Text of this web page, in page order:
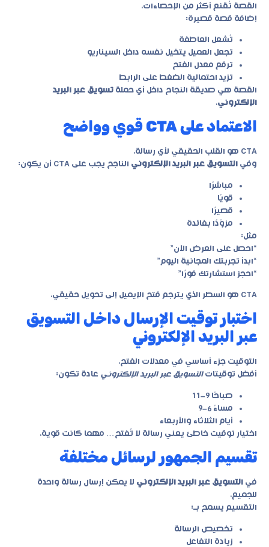
القصة تُقنع أكثر من الإحصاءات.
إضافة قصة قصيرة:
تُشعل العاطفة
تجعل العميل يتخيل نفسه داخل السيناريو
ترفع معدل الفتح
تزيد احتمالية الضغط على الرابط
القصة هي صديقة النجاح داخل أي حملة تسويق عبر البريد
الإلكتروني.
الاعتماد على CTA قوي وواضح
CTA هو القلب الحقيقي لأي رسالة.
وفي التسويق عبر البريد الإلكتروني الناجح يجب على CTA أن يكون:
مباشرًا
قويًا
قصيرًا
مزوّدًا بفائدة
مثل:
“احصل على العرض الآن”
“ابدأ تجربتك المجانية اليوم”
“احجز استشارتك فورًا”
CTA هو السطر الذي يترجم فتح الإيميل إلى تحويل حقيقي.
اختبار توقيت الإرسال داخل التسويق
عبر البريد الإلكتروني
التوقيت جزء أساسي في معدلات الفتح.
أفضل توقيتاتالتسويق عبر البريد الإلكتروني عادة تكون:
صباحًا 9–11
مساءً 6–9
أيام الثلاثاء والأربعاء
اختيار توقيت خاطئ يعني رسالة لا تُفتح… مهما كانت قوية.
تقسيم الجمهور لرسائل مختلفة
في التسويق عبر البريد الإلكتروني لا يمكن إرسال رسالة واحدة
للجميع.
التقسيم يسمح بـ:
تخصيص الرسالة
زيادة التفاعل